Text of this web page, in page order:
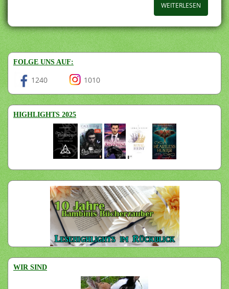
WEITERLESEN
FOLGE UNS AUF:
1240 1010
HIGHLIGHTS 2025
WIR SIND